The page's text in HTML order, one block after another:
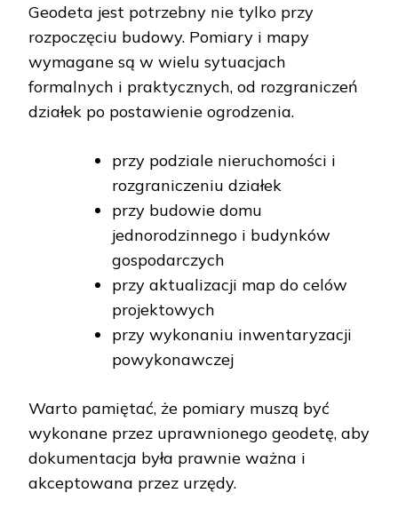
Geodeta jest potrzebny nie tylko przy
rozpoczęciu budowy. Pomiary i mapy
wymagane są w wielu sytuacjach
formalnych i praktycznych, od rozgraniczeń
działek po postawienie ogrodzenia.
przy podziale nieruchomości i
rozgraniczeniu działek
przy budowie domu
jednorodzinnego i budynków
gospodarczych
przy aktualizacji map do celów
projektowych
przy wykonaniu inwentaryzacji
powykonawczej
Warto pamiętać, że pomiary muszą być
wykonane przez uprawnionego geodetę, aby
dokumentacja była prawnie ważna i
akceptowana przez urzędy.